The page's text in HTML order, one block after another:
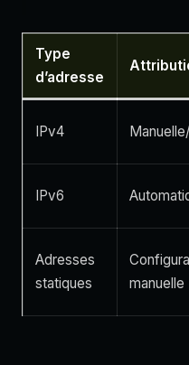
Type
d’adresse
IPv4
IPv6
Adresses
statiques
manuelle